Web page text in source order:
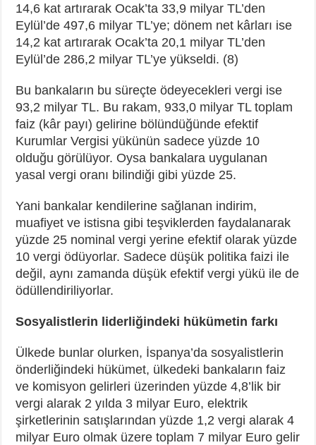
14,6 kat artırarak Ocak’ta 33,9 milyar TL’den
Eylül’de 497,6 milyar TL’ye; dönem net kârları ise
14,2 kat artırarak Ocak’ta 20,1 milyar TL’den
Eylül’de 286,2 milyar TL’ye yükseldi. (8)
Bu bankaların bu süreçte ödeyecekleri vergi ise
93,2 milyar TL. Bu rakam, 933,0 milyar TL toplam
faiz (kâr payı) gelirine bölündüğünde efektif
Kurumlar Vergisi yükünün sadece yüzde 10
olduğu görülüyor. Oysa bankalara uygulanan
yasal vergi oranı bilindiği gibi yüzde 25.
Yani bankalar kendilerine sağlanan indirim,
muafiyet ve istisna gibi teşviklerden faydalanarak
yüzde 25 nominal vergi yerine efektif olarak yüzde
10 vergi ödüyorlar. Sadece düşük politika faizi ile
değil, aynı zamanda düşük efektif vergi yükü ile de
ödüllendiriliyorlar.
Sosyalistlerin liderliğindeki hükümetin farkı
Ülkede bunlar olurken, İspanya’da sosyalistlerin
önderliğindeki hükümet, ülkedeki bankaların faiz
ve komisyon gelirleri üzerinden yüzde 4,8’lik bir
vergi alarak 2 yılda 3 milyar Euro, elektrik
şirketlerinin satışlarından yüzde 1,2 vergi alarak 4
milyar Euro olmak üzere toplam 7 milyar Euro gelir